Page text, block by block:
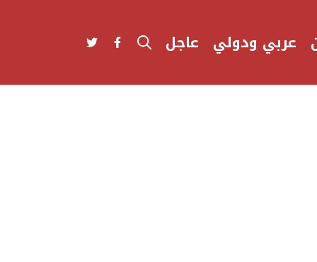
عربي ودولي عاجل